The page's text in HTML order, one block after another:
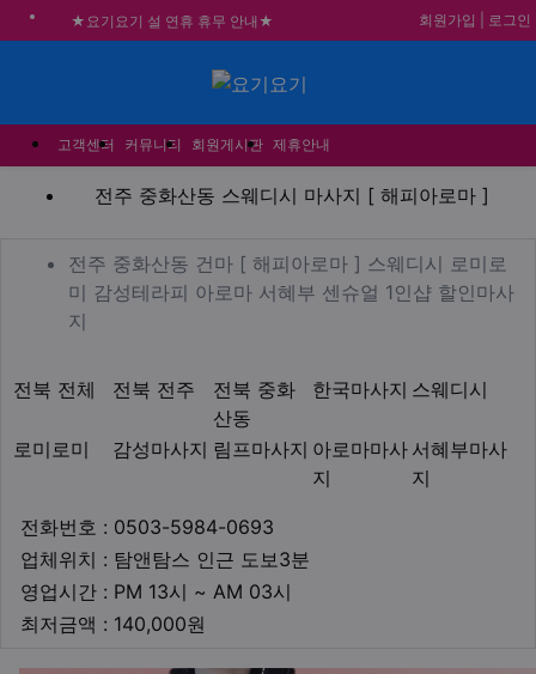
★요기요기 설 연휴 휴무 안내★
★ 요기요기 업체회원 안내사항 ★
합법적이고 건전한 업체와 광고를 제휴합니다.
회원가입 로그인
고객센터 커뮤니티 회원게시판 제휴안내
전주 중화산동 스웨디시
전주 중화산동 스웨디시 마사지 [ 해피아로마 ]
업체 정보
전주 중화산동 건마 [ 해피
전주 중화산동 건마 [ 해피아로마 ] 스웨디시 로미로
미 감성테라피 아로마 서혜부 센슈얼 1인샵 할인마사
지
전북 전체 전북 전주
전북 중화
산동
지역1 한국마사지 스웨디시
로미로미 감성마사지 림프마사지 아로마마사
지
서혜부마사
지
테마
전화번호 : 0503-5984-0693
업체위치 : 탐앤탐스 인근 도보3분
영업시간 : PM 13시 ~ AM 03시
최저금액 : 140,000원